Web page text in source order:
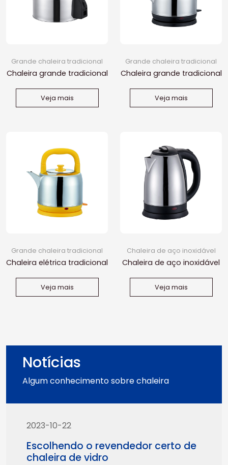
Grande chaleira tradicional
Chaleira grande tradicional
Veja mais
Grande chaleira tradicional
Chaleira grande tradicional
Veja mais
Grande chaleira tradicional
Chaleira elétrica tradicional
Veja mais
Chaleira de aço inoxidável
Chaleira de aço inoxidável
Veja mais
Notícias
Algum conhecimento sobre chaleira
2023-10-22
Escolhendo o revendedor certo de
chaleira de vidro